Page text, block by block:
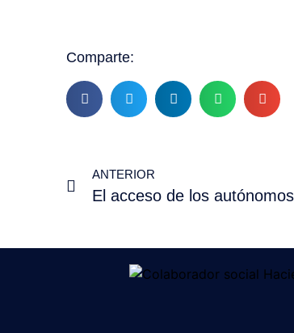
Comparte:
ANTERIOR
El acceso de los